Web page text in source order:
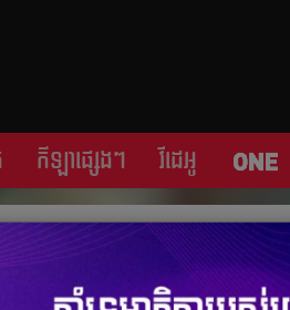
កីឡា​ផ្សេង​ៗ វីដេអូ
ចំនួនមតិ0| ចំនួនចែករំលែក 0